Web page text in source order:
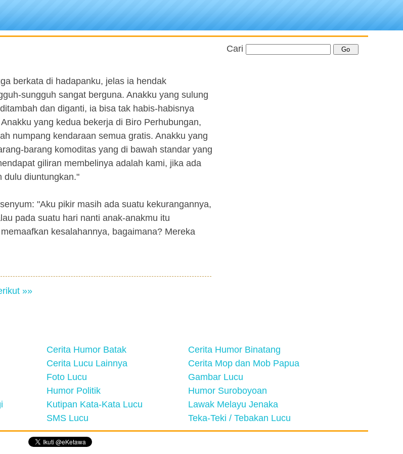
berkata di hadapanku, jelas ia hendak
sungguh sangat berguna. Anakku yang sulung
dan diganti, ia bisa tak habis-habisnya
yang kedua bekerja di Biro Perhubungan,
numpang kendaraan semua gratis. Anakku yang
barang komoditas yang di bawah standar yang
giliran membelinya adalah kami, jika ada
dulu diuntungkan."
"Aku pikir masih ada suatu kekurangannya,
pada suatu hari nanti anak-anakmu itu
kesalahannya, bagaimana? Mereka
»»
Cari
Cerita Humor Batak
Cerita Humor Binatang
Cerita Lucu Lainnya
Cerita Mop dan Mob Papua
Foto Lucu
Gambar Lucu
Humor Politik
Humor Suroboyoan
Kutipan Kata-Kata Lucu
Lawak Melayu Jenaka
SMS Lucu Teka-Teki / Tebakan Lucu